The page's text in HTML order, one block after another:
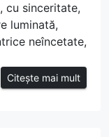
cu sinceritate,
luminată,
neîncetate,
Citește mai mult